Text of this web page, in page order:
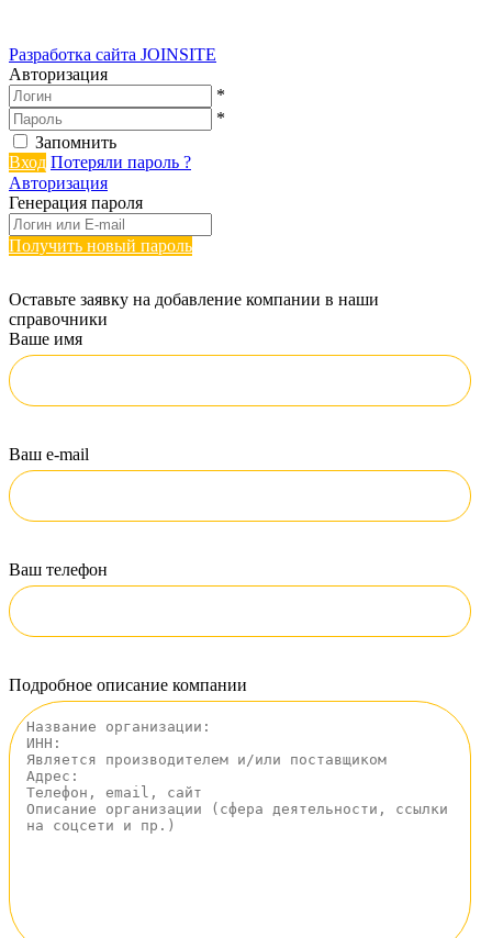
Разработка сайта JOINSITE
Авторизация
*
*
Запомнить
Вход Потеряли пароль ?
Авторизация
Генерация пароля
Получить новый пароль
Оставьте заявку на добавление компании в наши
справочники
Ваше имя
Ваш e-mail
Ваш телефон
Подробное описание компании